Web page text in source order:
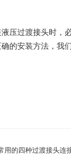
过渡接头时，必
的安装方法，我
用的四种过渡接头连